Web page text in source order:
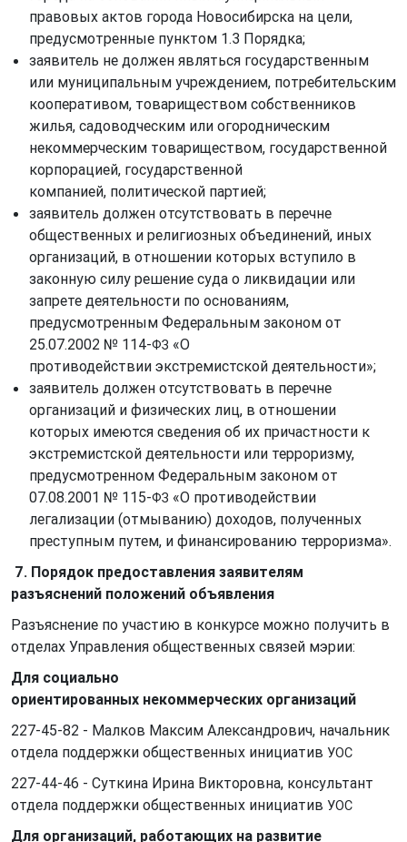
правовых актов города Новосибирска на цели,
предусмотренные пунктом 1.3 Порядка;
заявитель не должен являться государственным
или муниципальным учреждением, потребительским
кооперативом, товариществом собственников
жилья, садоводческим или огородническим
некоммерческим товариществом, государственной
корпорацией, государственной
компанией, политической партией;
заявитель должен отсутствовать в перечне
общественных и религиозных объединений, иных
организаций, в отношении которых вступило в
законную силу решение суда о ликвидации или
запрете деятельности по основаниям,
предусмотренным Федеральным законом от
25.07.2002 № 114-ФЗ «О
противодействии экстремистской деятельности»;
заявитель должен отсутствовать в перечне
организаций и физических лиц, в отношении
которых имеются сведения об их причастности к
экстремистской деятельности или терроризму,
предусмотренном Федеральным законом от
07.08.2001 № 115-ФЗ «О противодействии
легализации (отмыванию) доходов, полученных
преступным путем, и финансированию терроризма».
7. Порядок предоставления заявителям
разъяснений положений объявления
Разъяснение по участию в конкурсе можно получить в
отделах Управления общественных связей мэрии:
Для социально
ориентированных некоммерческих организаций
227-45-82 - Малков Максим Александрович, начальник
отдела поддержки общественных инициатив УОС
227-44-46 - Суткина Ирина Викторовна, консультант
отдела поддержки общественных инициатив УОС
Для организаций, работающих на развитие